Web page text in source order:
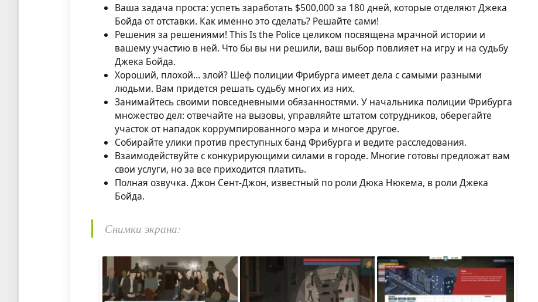
Ваша задача проста: успеть заработать $500,000 за 180 дней, которые отделяют Джека
Бойда от отставки. Как именно это сделать? Решайте сами!
Решения за решениями! This Is the Police целиком посвящена мрачной истории и
вашему участию в ней. Что бы вы ни решили, ваш выбор повлияет на игру и на судьбу
Джека Бойда.
Хороший, плохой… злой? Шеф полиции Фрибурга имеет дела с самыми разными
людьми. Вам придется решать судьбу многих из них.
Занимайтесь своими повседневными обязанностями. У начальника полиции Фрибурга
множество дел: отвечайте на вызовы, управляйте штатом сотрудников, оберегайте
участок от нападок коррумпированного мэра и многое другое.
Собирайте улики против преступных банд Фрибурга и ведите расследования.
Взаимодействуйте с конкурирующими силами в городе. Многие готовы предложат вам
свои услуги, но за все приходится платить.
Полная озвучка. Джон Сент-Джон, известный по роли Дюка Нюкема, в роли Джека
Бойда.
Снимки экрана: